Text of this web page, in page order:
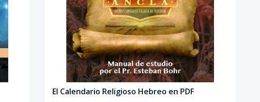
El Calendario Religioso Hebreo en PDF